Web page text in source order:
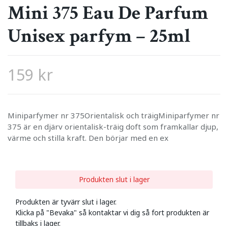
Mini 375 Eau De Parfum
Unisex parfym – 25ml
159 kr
Miniparfymer nr 375Orientalisk och träigMiniparfymer nr
375 är en djärv orientalisk-träig doft som framkallar djup,
värme och stilla kraft. Den börjar med en ex
Produkten slut i lager
Produkten är tyvärr slut i lager.
Klicka på "Bevaka" så kontaktar vi dig så fort produkten är
tillbaks i lager.